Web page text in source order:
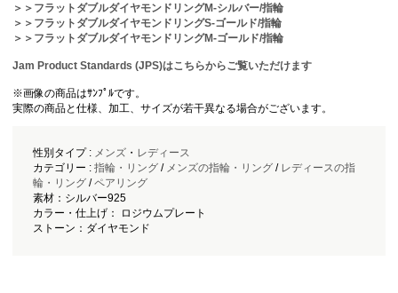
＞＞フラットダブルダイヤモンドリングM-シルバー/指輪
＞＞フラットダブルダイヤモンドリングS-ゴールド/指輪
＞＞フラットダブルダイヤモンドリングM-ゴールド/指輪
Jam Product Standards (JPS)はこちらからご覧いただけます
※画像の商品はｻﾝﾌﾟﾙです。
実際の商品と仕様、加工、サイズが若干異なる場合がございます。
性別タイプ : メンズ・ レディース
カテゴリー : 指輪・リング/ メンズの指輪・リング/ レディースの指
輪・リング/ペアリング
素材：シルバー925
カラー・仕上げ： ロジウムプレート
ストーン：ダイヤモンド